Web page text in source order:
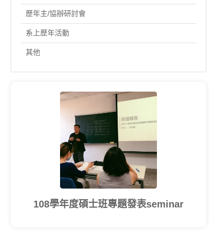
歷年主/協辦研討會
系上歷年活動
其他
108學年度碩士班專題發表seminar